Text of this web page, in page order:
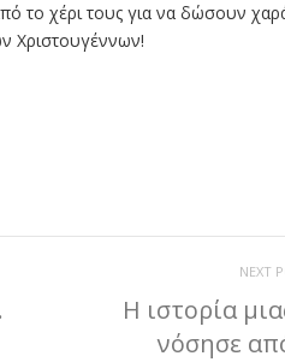
το χέρι τους για να δώσουν
Χριστουγέννων!
NEXT
Η ιστορία
νόσησε